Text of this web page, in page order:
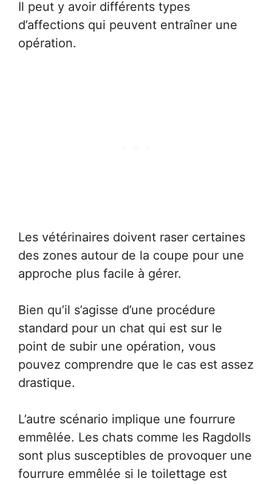
Il peut y avoir différents types
d’affections qui peuvent entraîner une
opération.
Les vétérinaires doivent raser certaines
des zones autour de la coupe pour une
approche plus facile à gérer.
Bien qu’il s’agisse d’une procédure
standard pour un chat qui est sur le
point de subir une opération, vous
pouvez comprendre que le cas est assez
drastique.
L’autre scénario implique une fourrure
emmêlée. Les chats comme les Ragdolls
sont plus susceptibles de provoquer une
fourrure emmêlée si le toilettage est